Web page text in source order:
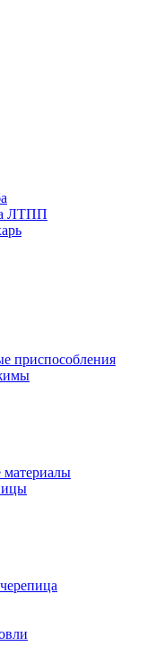
ЛТПП
приспособления
материалы